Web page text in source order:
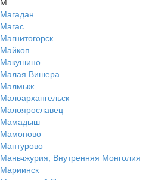
Магадан
Магас
Магнитогорск
Майкоп
Макушино
Малая Вишера
Малмыж
Малоархангельск
Малоярославец
Мамадыш
Мамоново
Мантурово
Маньчжурия, Внутренняя Монголия
Мариинск